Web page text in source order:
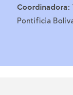
Coordinadora:
Pontificia